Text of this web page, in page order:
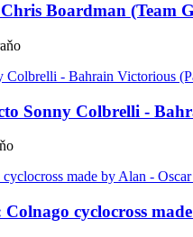
Boardman (Team
Sonny Colbrelli -
cyclocross